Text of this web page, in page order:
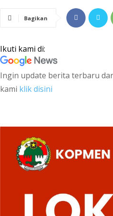
Bagikan
Ikuti kami di:
Ingin update berita terbaru
kami klik disini